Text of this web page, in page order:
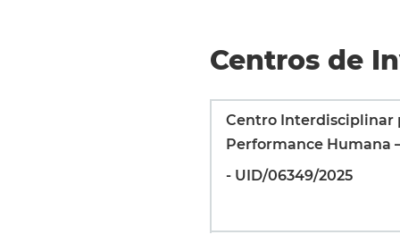
Centros de
Centro Interdisciplinar
Performance Humana
- UID/06349/2025